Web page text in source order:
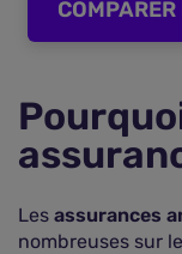
Les assurances
nombreuses sur